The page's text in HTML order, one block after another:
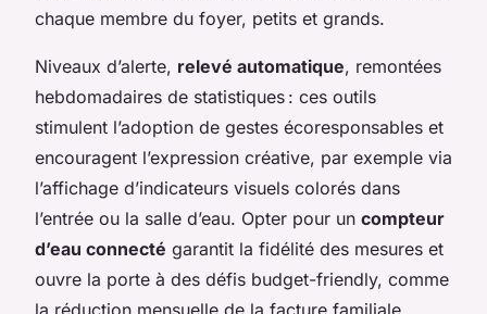
chaque membre du foyer, petits et grands.
Niveaux d’alerte, relevé automatique, remontées
hebdomadaires de statistiques : ces outils
stimulent l’adoption de gestes écoresponsables et
encouragent l’expression créative, par exemple via
l’affichage d’indicateurs visuels colorés dans
l’entrée ou la salle d’eau. Opter pour un compteur
d’eau connecté garantit la fidélité des mesures et
ouvre la porte à des défis budget-friendly, comme
la réduction mensuelle de la facture familiale.